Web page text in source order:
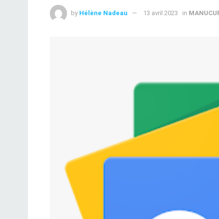
by Hélène Nadeau 13 avril 2023 in